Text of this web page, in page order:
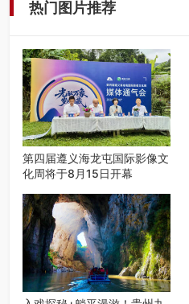
热门图片推荐
第四届遵义海龙屯国际影像文
化周将于8月15日开幕